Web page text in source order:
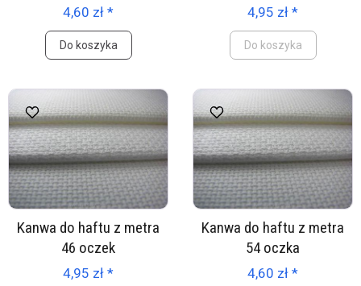
4,60 zł *
Do koszyka
4,95 zł *
Do koszyka
Kanwa do haftu z metra
46 oczek
4,95 zł *
Kanwa do haftu z metra
54 oczka
4,60 zł *